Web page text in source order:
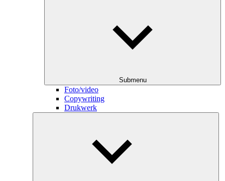
Submenu
Foto/video
Copywriting
Drukwerk